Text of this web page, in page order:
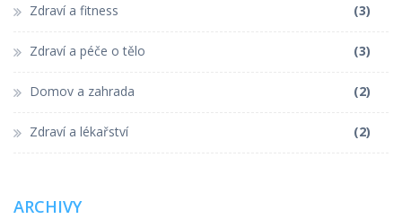
Zdraví a fitness (3)
Zdraví a péče o tělo (3)
Domov a zahrada (2)
Zdraví a lékařství (2)
ARCHIVY